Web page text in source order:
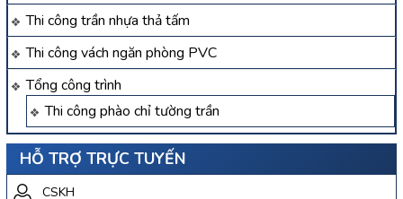
Thi công trần nhựa thả tấm
Thi công vách ngăn phòng PVC
Tổng công trình
Thi công phào chỉ tường trần
HỖ TRỢ TRỰC TUYẾN
CSKH